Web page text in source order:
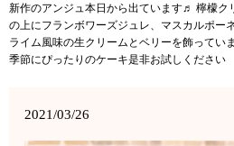
新作のアンジュ本日から出ています♬ 檸檬ク
の上にフランボワーズジュレ、マスカルポー
ライム風味の生クリームとベリーを飾ってい
季節にぴったりのケーキ是非お試しください
2021/03/26